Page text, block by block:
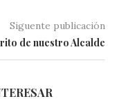
Siguente publicación
de nuestro Alcalde